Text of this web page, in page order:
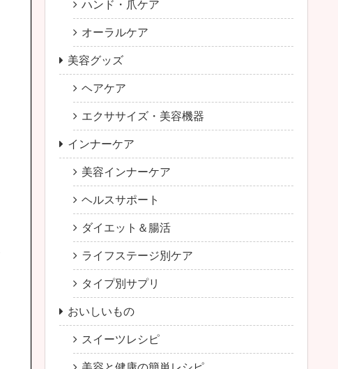
ハンド・爪ケア
オーラルケア
美容グッズ
ヘアケア
エクササイズ・美容機器
インナーケア
美容インナーケア
ヘルスサポート
ダイエット＆腸活
ライフステージ別ケア
タイプ別サプリ
おいしいもの
スイーツレシピ